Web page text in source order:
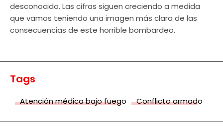
desconocido. Las cifras siguen creciendo a medida
que vamos teniendo una imagen más clara de las
consecuencias de este horrible bombardeo.
Tags
Atención médica bajo fuego Conflicto armado